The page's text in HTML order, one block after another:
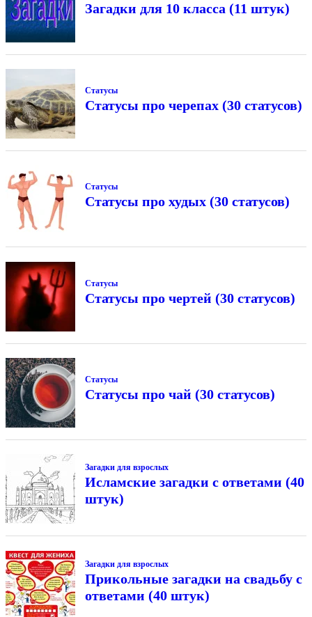
Загадки для 10 класса (11 штук)
Статусы
Статусы про черепах (30 статусов)
Статусы
Статусы про худых (30 статусов)
Статусы
Статусы про чертей (30 статусов)
Статусы
Статусы про чай (30 статусов)
Загадки для взрослых
Исламские загадки с ответами (40
штук)
Загадки для взрослых
Прикольные загадки на свадьбу с
ответами (40 штук)